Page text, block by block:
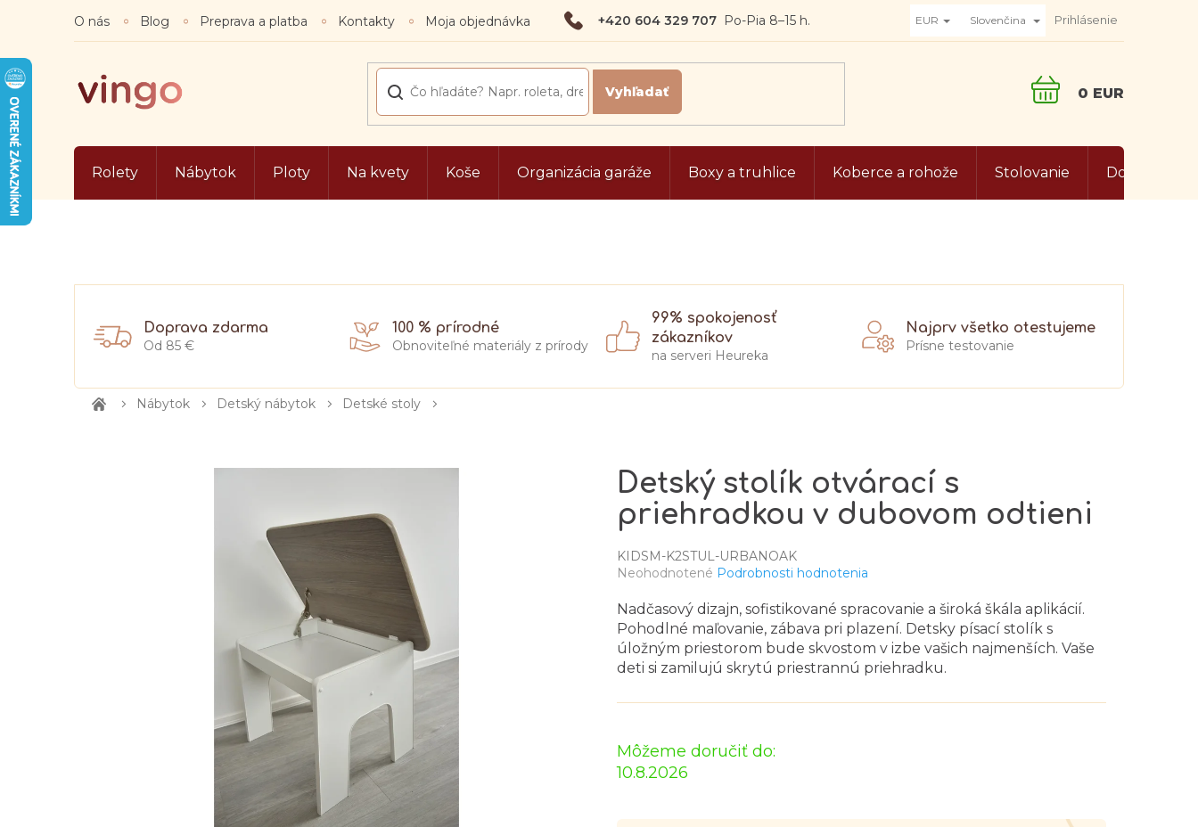
+420 604 329 707
O nás Blog Preprava a platba Kontakty Moja objednávka EUR Slovenčina Prihlásenie
NÁKUPNÝ
Rolety Nábytok Ploty Na kvety Koše Organizácia garáže Boxy a truhlice Koberce a rohože Stolovanie Doplnky do
Doprava zdarma
Od 85 €
100 % prírodné
Obnoviteľné materiály z prírody
99% spokojenosť
zákazníkov
na serveri Heureka
Najprv všetko otestujeme
Prísne testovanie
DomovNábytok Detský nábytok Detské stoly
Môžeme doručiť do:
10.8.2026
Nadčasový dizajn, sofistikované spracovanie a široká škála aplikácií.
Pohodlné maľovanie, zábava pri plazení. Detsky písací stolík s
úložným priestorom bude skvostom v izbe vašich najmenších. Vaše
deti si zamilujú skrytú priestrannú priehradku.
Detský stolík otvárací s
priehradkou v dubovom odtieni
KIDSM-K2STUL-URBANOAK
Priemerné
produktu
je
0,0
z
5
Neohodnotené Podrobnosti hodnotenia